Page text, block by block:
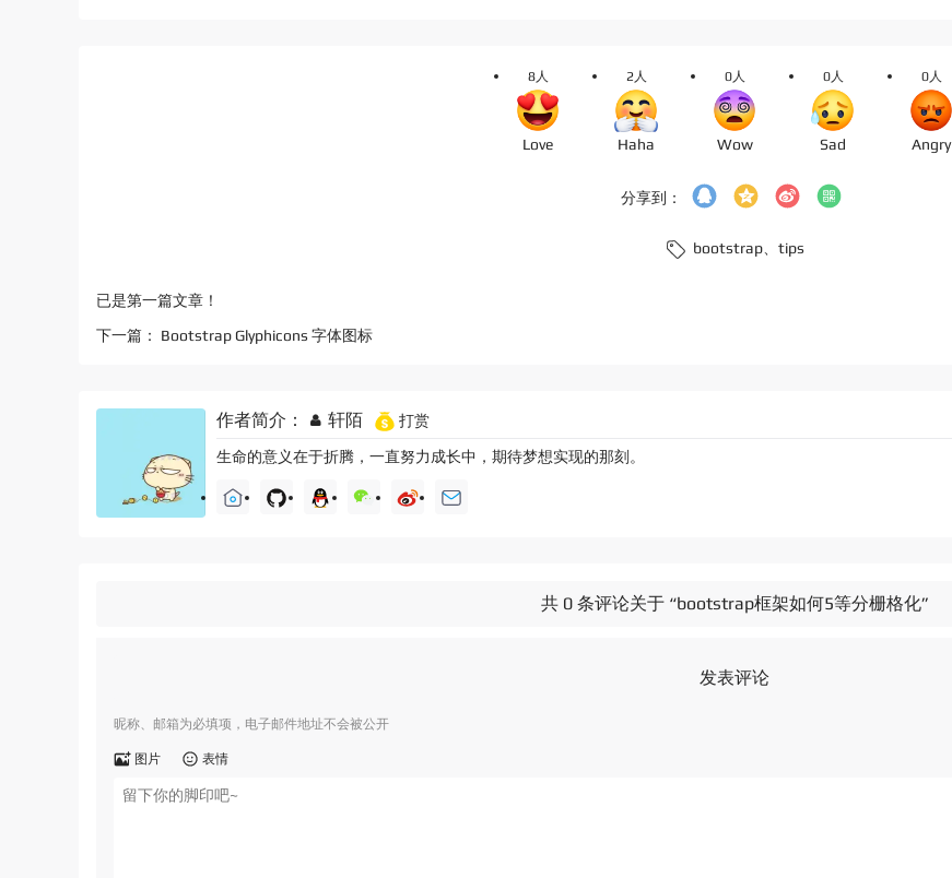
8人
Love
2人
Haha
0人
Wow
0人
Sad
0人
Angry
分享到：
bootstrap、 tips
已是第一篇文章！
下一篇： Bootstrap Glyphicons 字体图标
作者简介： 轩陌 打赏
生命的意义在于折腾，一直努力成长中，期待梦想实现的那刻。
共 0 条评论关于 “bootstrap框架如何5等分栅格化”
发表评论
昵称、邮箱为必填项，电子邮件地址不会被公开
图片 表情